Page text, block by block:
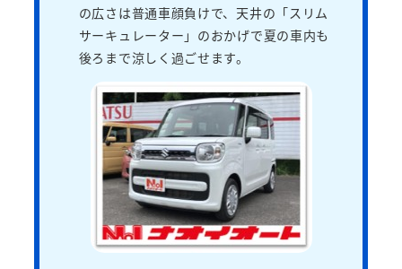
の広さは普通車顔負けで、天井の「スリム
サーキュレーター」のおかげで夏の車内も
後ろまで涼しく過ごせます。